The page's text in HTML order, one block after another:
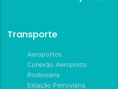
Transporte
Aeroportos
Conexão Aeroporto
Rodoviária
Estação Ferroviária